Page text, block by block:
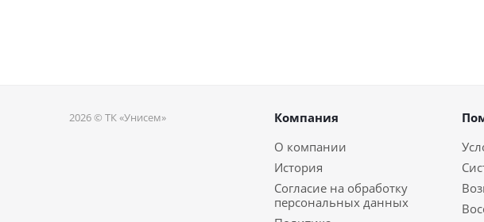
2026 © ТК «Унисем»
Компания
О компании
История
Согласие на обработку
персональных данных